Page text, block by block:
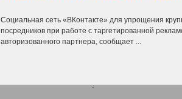
Социальная сеть «ВКонтакте» для упрощения
посредников при работе с таргетированной
авторизованного партнера, сообщает ...
`